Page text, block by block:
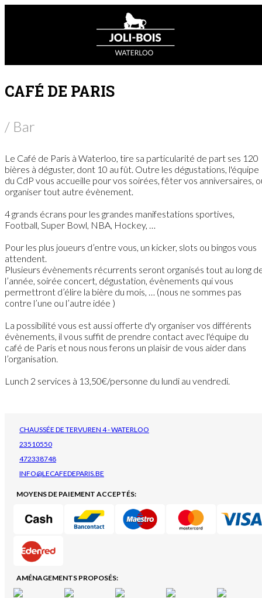
CAFÉ DE PARIS
/ Bar
Le Café de Paris à Waterloo, tire sa particularité de part ses 120
bières à déguster, dont 10 au fût. Outre les dégustations, l'équipe
du CdP vous accueille pour vos soirées, fêter vos anniversaires,
organiser tout autre évènement.
4 grands écrans pour les grandes manifestations sportives,
Football, Super Bowl, NBA, Hockey, …
Pour les plus joueurs d’entre vous, un kicker, slots ou bingos vous
attendent.
Plusieurs évènements récurrents seront organisés tout au long
l’année, soirée concert, dégustation, évènements qui vous
permettront d’élire la bière du mois, … (nous ne sommes pas
contre l’une ou l’autre idée )
La possibilité vous est aussi offerte d'y organiser vos différents
évènements, il vous suffit de prendre contact avec l'équipe du
café de Paris et nous nous ferons un plaisir de vous aider dans
l’organisation.
Lunch 2 services à 13,50€/personne du lundi au vendredi.
CHAUSSÉE DE TERVUREN 4 - WATERLOO
23510550
472338748
INFO@LECAFEDEPARIS.BE
MOYENS DE PAIEMENT ACCEPTÉS:
AMÉNAGEMENTS PROPOSÉS: